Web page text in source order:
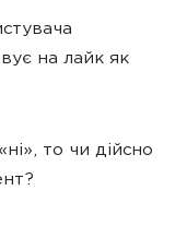
на лайк як
то чи дійсно